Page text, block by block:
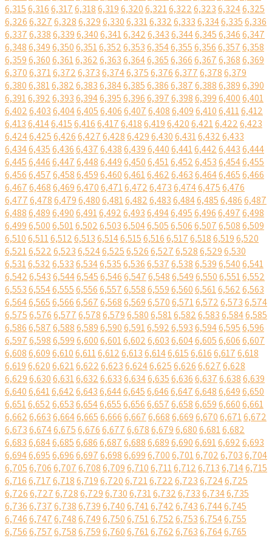
6,3156,3166,3176,3186,3196,3206,3216,3226,3236,3246,325
6,3266,3276,3286,3296,3306,3316,3326,3336,3346,3356,336
6,3376,3386,3396,3406,3416,3426,3436,3446,3456,3466,347
6,3486,3496,3506,3516,3526,3536,3546,3556,3566,3576,358
6,3596,3606,3616,3626,3636,3646,3656,3666,3676,3686,369
6,3706,3716,3726,3736,3746,3756,3766,3776,3786,379
6,3806,3816,3826,3836,3846,3856,3866,3876,3886,3896,390
6,3916,3926,3936,3946,3956,3966,3976,3986,3996,4006,401
6,4026,4036,4046,4056,4066,4076,4086,4096,4106,4116,412
6,4136,4146,4156,4166,4176,4186,4196,4206,4216,4226,423
6,4246,4256,4266,4276,4286,4296,4306,4316,4326,433
6,4346,4356,4366,4376,4386,4396,4406,4416,4426,4436,444
6,4456,4466,4476,4486,4496,4506,4516,4526,4536,4546,455
6,4566,4576,4586,4596,4606,4616,4626,4636,4646,4656,466
6,4676,4686,4696,4706,4716,4726,4736,4746,4756,476
6,4776,4786,4796,4806,4816,4826,4836,4846,4856,4866,487
6,4886,4896,4906,4916,4926,4936,4946,4956,4966,4976,498
6,4996,5006,5016,5026,5036,5046,5056,5066,5076,5086,509
6,5106,5116,5126,5136,5146,5156,5166,5176,5186,5196,520
6,5216,5226,5236,5246,5256,5266,5276,5286,5296,530
6,5316,5326,5336,5346,5356,5366,5376,5386,5396,5406,541
6,5426,5436,5446,5456,5466,5476,5486,5496,5506,5516,552
6,5536,5546,5556,5566,5576,5586,5596,5606,5616,5626,563
6,5646,5656,5666,5676,5686,5696,5706,5716,5726,5736,574
6,5756,5766,5776,5786,5796,5806,5816,5826,5836,5846,585
6,5866,5876,5886,5896,5906,5916,5926,5936,5946,5956,596
6,5976,5986,5996,6006,6016,6026,6036,6046,6056,6066,607
6,6086,6096,6106,6116,6126,6136,6146,6156,6166,6176,618
6,6196,6206,6216,6226,6236,6246,6256,6266,6276,628
6,6296,6306,6316,6326,6336,6346,6356,6366,6376,6386,639
6,6406,6416,6426,6436,6446,6456,6466,6476,6486,6496,650
6,6516,6526,6536,6546,6556,6566,6576,6586,6596,6606,661
6,6626,6636,6646,6656,6666,6676,6686,6696,6706,6716,672
6,6736,6746,6756,6766,6776,6786,6796,6806,6816,682
6,6836,6846,6856,6866,6876,6886,6896,6906,6916,6926,693
6,6946,6956,6966,6976,6986,6996,7006,7016,7026,7036,704
6,7056,7066,7076,7086,7096,7106,7116,7126,7136,7146,715
6,7166,7176,7186,7196,7206,7216,7226,7236,7246,725
6,7266,7276,7286,7296,7306,7316,7326,7336,7346,735
6,7366,7376,7386,7396,7406,7416,7426,7436,7446,745
6,7466,7476,7486,7496,7506,7516,7526,7536,7546,755
6,7566,7576,7586,7596,7606,7616,7626,7636,7646,765